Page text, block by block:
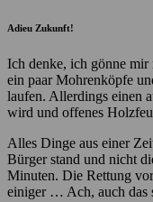
Adieu Zukunft!
Ich denke, ich gönne mir
ein paar Mohrenköpfe
laufen. Allerdings einen
wird und offenes
Alles Dinge aus einer
Bürger stand und nicht
Minuten. Die Rettung
einiger … Ach, auch das